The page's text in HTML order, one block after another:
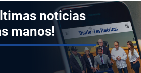
noticias
manos!